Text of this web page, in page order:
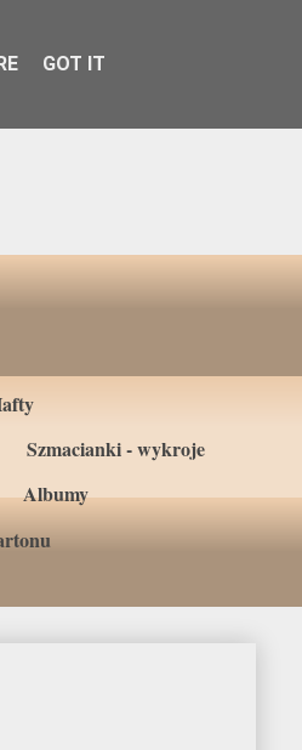
Szmacianki - wykroje
Albumy
GOT IT